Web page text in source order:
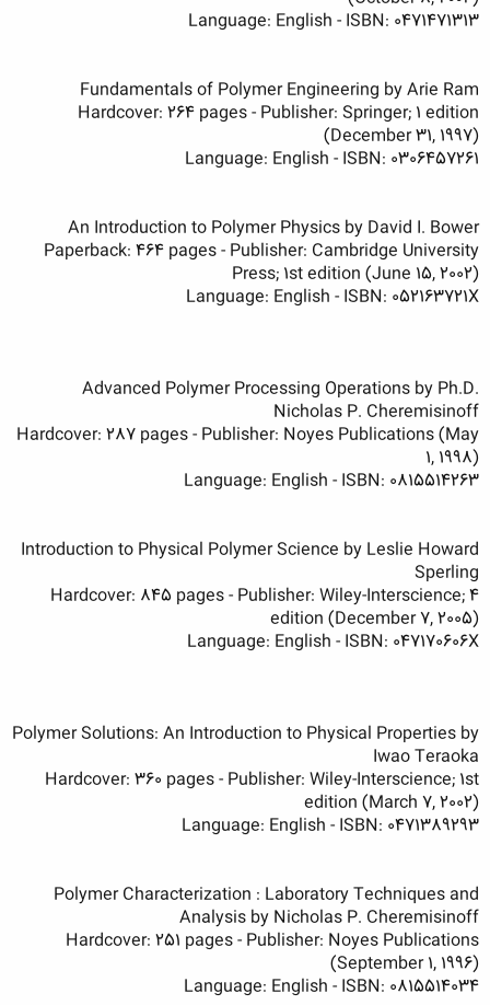
Language: English - ISBN: 0471471313
Fundamentals of Polymer Engineering by Arie Ram
Hardcover: 264 pages - Publisher: Springer; 1 edition
(December 31, 1997)
Language: English - ISBN: 0306457261
An Introduction to Polymer Physics by David I. Bower
Paperback: 464 pages - Publisher: Cambridge University
Press; 1st edition (June 15, 2002)
Language: English - ISBN: 052163721X
Advanced Polymer Processing Operations by Ph.D.
Nicholas P. Cheremisinoff
Hardcover: 287 pages - Publisher: Noyes Publications (May
1, 1998)
Language: English - ISBN: 0815514263
Introduction to Physical Polymer Science by Leslie Howard
Sperling
Hardcover: 845 pages - Publisher: Wiley-Interscience; 4
edition (December 7, 2005)
Language: English - ISBN: 047170606X
Polymer Solutions: An Introduction to Physical Properties by
Iwao Teraoka
Hardcover: 360 pages - Publisher: Wiley-Interscience; 1st
edition (March 7, 2002)
Language: English - ISBN: 0471389293
Polymer Characterization : Laboratory Techniques and
Analysis by Nicholas P. Cheremisinoff
Hardcover: 251 pages - Publisher: Noyes Publications
(September 1, 1996)
Language: English - ISBN: 0815514034